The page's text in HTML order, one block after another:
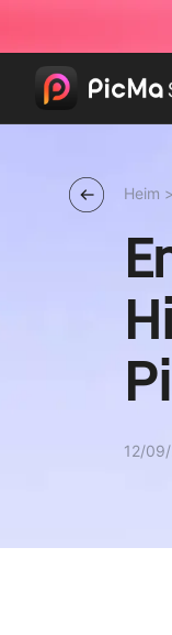
Heim >
12/